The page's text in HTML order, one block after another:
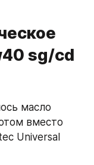
sg/cd
масло
вместо
Universal